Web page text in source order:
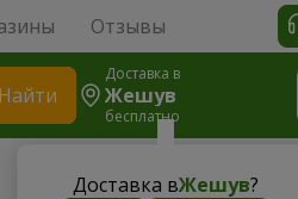
Отзывы
Найти
Доставка в
Жешув
бесплатно
Доставка вЖешув?